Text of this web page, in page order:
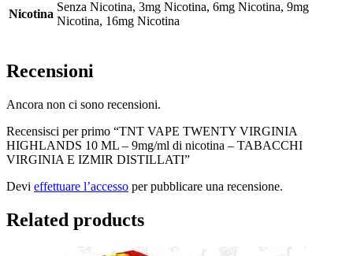
Nicotina
Senza Nicotina, 3mg Nicotina, 6mg Nicotina, 9mg
Nicotina, 16mg Nicotina
Recensioni
Ancora non ci sono recensioni.
Recensisci per primo “TNT VAPE TWENTY VIRGINIA
HIGHLANDS 10 ML – 9mg/ml di nicotina – TABACCHI
VIRGINIA E IZMIR DISTILLATI”
Devi effettuare l’accesso per pubblicare una recensione.
Related products